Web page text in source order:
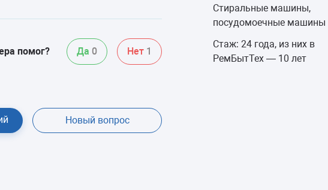
Стиральные машины,
посудомоечные машины
Стаж: 24 года, из них в
РемБытТех — 10 лет
помог? Да 0 Нет 1
Новый вопрос